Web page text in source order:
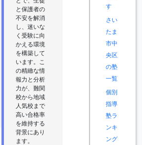
と保護者の
不安を解消
し、迷いな
く受験に向
かえる環境
を構築して
います。こ
の精緻な情
報力と分析
力が、難関
校から地域
人気校まで
高い合格率
を維持する
背景にあり
ます。
す
さい
たま
市中
央区
の塾
一覧
個別
指導
塾ラ
ンキ
ング